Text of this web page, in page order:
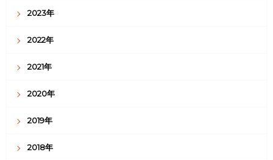
2023年
2022年
2021年
2020年
2019年
2018年